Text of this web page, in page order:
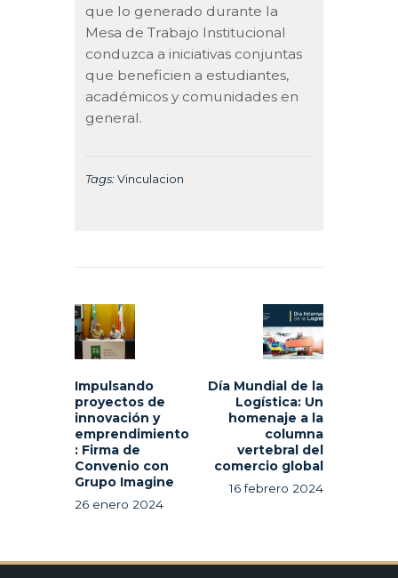
que lo generado durante la
Mesa de Trabajo Institucional
conduzca a iniciativas conjuntas
que beneficien a estudiantes,
académicos y comunidades en
general.
Tags: Vinculacion
de
entradas
Previous
post:
Impulsando
proyectos de
innovación y
emprendimiento
: Firma de
Convenio con
Grupo Imagine
26 enero 2024
Día Mundial de la
Logística: Un
homenaje a la
columna
vertebral del
comercio global
16 febrero 2024